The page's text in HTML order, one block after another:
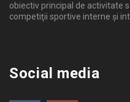
obiectiv principal de activitate
competiţii sportive interne şi
Social media